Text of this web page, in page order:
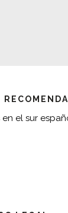
en el sur